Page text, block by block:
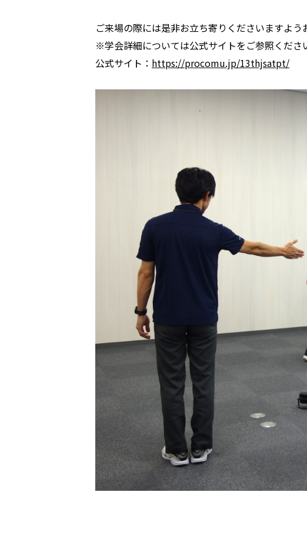
ご来場の際には是非お立ち寄りくださいますよう
※学会詳細については公式サイトをご参照くださ
公式サイト： https://procomu.jp/13thjsatpt/